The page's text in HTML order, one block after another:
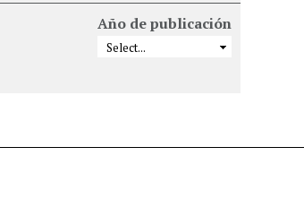
Año de publicación